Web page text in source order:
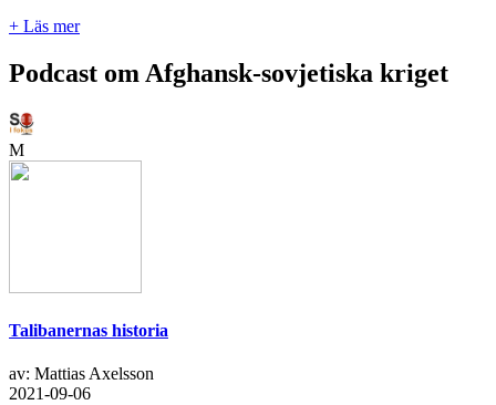
+ Läs mer
Podcast om Afghansk-sovjetiska kriget
M
Talibanernas historia
av: Mattias Axelsson
2021-09-06